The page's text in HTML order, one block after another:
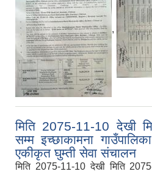
,
मिति 2075-11-10 देखी
सम्म इच्छाकामना
एकीकृत घुम्ती सेवा संचालन
मिति 2075-11-10 देखी मिति